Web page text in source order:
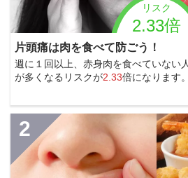
リスク
2.33倍
片頭痛は肉を食べて防ごう！
週に１回以上、赤身肉を食べていない
が多くなるリスクが2.33倍になります。
2